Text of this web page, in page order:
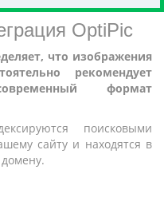
OptiPic
что изображения
рекомендует
формат
поисковыми
сайту и находятся в